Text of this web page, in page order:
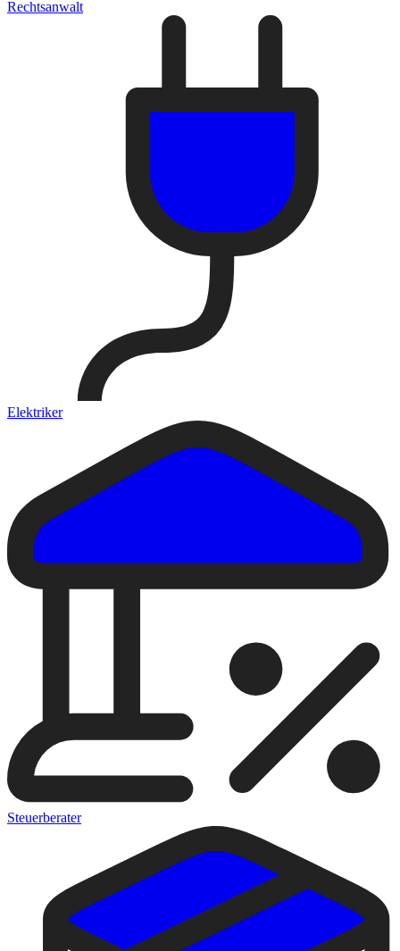
Rechtsanwalt
Elektriker
Steuerberater